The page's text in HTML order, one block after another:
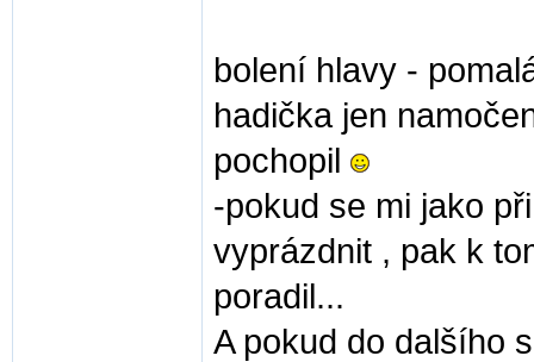
bolení hlavy -
hadička jen
pochopil
-pokud se mi jako
vyprázdnit , pak k
poradil...
A pokud do dalšího